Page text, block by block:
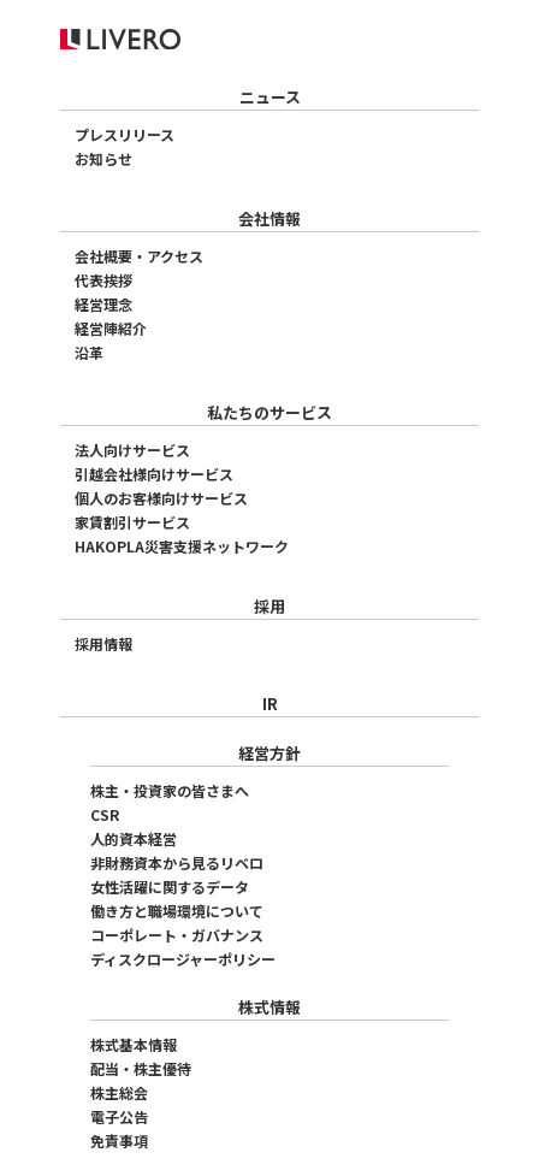
ニュース
プレスリリース
お知らせ
会社情報
会社概要・アクセス
代表挨拶
経営理念
経営陣紹介
沿革
私たちのサービス
法人向けサービス
引越会社様向けサービス
個人のお客様向けサービス
家賃割引サービス
HAKOPLA災害支援ネットワーク
採用
採用情報
IR
経営方針
株主・投資家の皆さまへ
CSR
人的資本経営
非財務資本から見るリベロ
女性活躍に関するデータ
働き方と職場環境について
コーポレート・ガバナンス
ディスクロージャーポリシー
株式情報
株式基本情報
配当・株主優待
株主総会
電子公告
免責事項